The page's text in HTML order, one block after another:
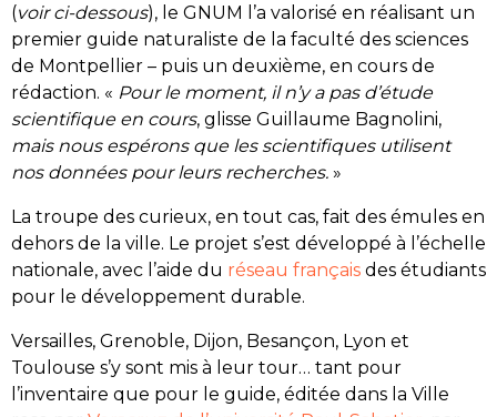
(voir ci-dessous), le GNUM l’a valorisé en réalisant un
premier guide naturaliste de la faculté des sciences
de Montpellier – puis un deuxième, en cours de
rédaction. « Pour le moment, il n’y a pas d’étude
scientifique en cours, glisse Guillaume Bagnolini,
mais nous espérons que les scientifiques utilisent
nos données pour leurs recherches. »
La troupe des curieux, en tout cas, fait des émules en
dehors de la ville. Le projet s’est développé à l’échelle
nationale, avec l’aide du réseau français des étudiants
pour le développement durable.
Versailles, Grenoble, Dijon, Besançon, Lyon et
Toulouse s’y sont mis à leur tour… tant pour
l’inventaire que pour le guide, éditée dans la Ville